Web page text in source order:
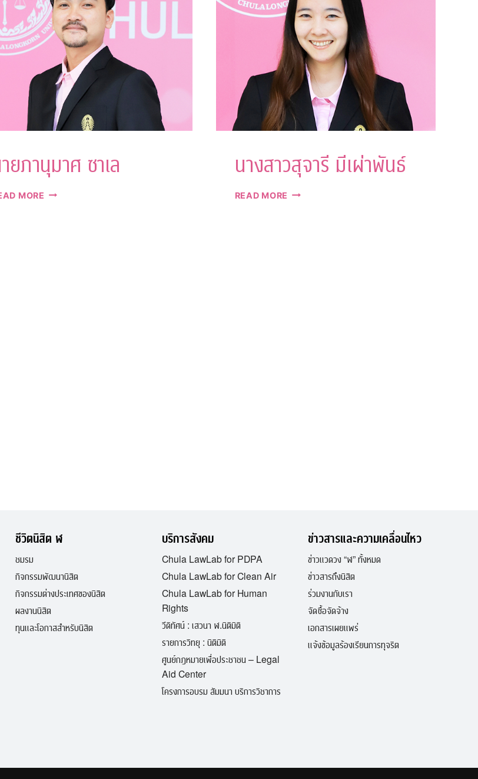
เจริญ
วานิช
ยภานุมาศ ซาเล
MORE นาย
นางสาวสุจารี มีเผ่าพันธ์
READ MORE นางสาว
ชีวิตนิสิต ฬ
ชมรม
กิจกรรมพัฒนานิสิต
กิจกรรมต่างประเทศของนิสิต
ผลงานนิสิต
ทุนและโอกาสสำหรับนิสิต
บริการสังคม
Chula LawLab for PDPA
Chula LawLab for Clean Air
Chula LawLab for Human
Rights
วีดิทัศน์ : เสวนา ฬ.นิติมิติ
รายการวิทยุ : นิติมิติ
ศูนย์กฎหมายเพื่อประชาชน – Legal
Aid Center
โครงการอบรม สัมมนา บริการวิชาการ
ข่าวสารและความเคลื่อนไหว
ข่าวแวดวง “ฬ” ทั้งหมด
ข่าวสารถึงนิสิต
ร่วมงานกับเรา
จัดซื้อจัดจ้าง
เอกสารเผยแพร่
แจ้งข้อมูลร้องเรียนการทุจริต